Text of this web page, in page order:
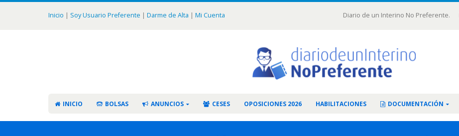
Inicio | Soy Usuario Preferente | Darme de Alta | Mi Cuenta Diario de un Interino No Preferente.
INICIO BOLSAS ANUNCIOS CESES OPOSICIONES 2026 HABILITACIONES DOCUMENTACIÓN